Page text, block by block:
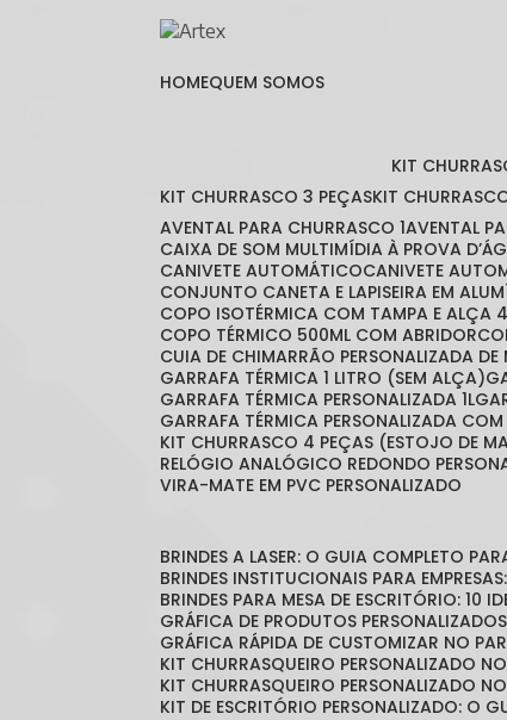
HOME
QUEM SOMOS
KIT
KIT CHURRASCO 3 PEÇAS KIT
AVENTAL PARA CHURRASCO 1 AVENTAL
CAIXA DE SOM MULTIMÍDIA À PROVA
CANIVETE AUTOMÁTICO
CANIVETE
CONJUNTO CANETA E LAPISEIRA EM
COPO ISOTÉRMICA COM TAMPA E ALÇA
COPO TÉRMICO 500ML COM ABRIDOR
CUIA DE CHIMARRÃO PERSONALIZADA DE
GARRAFA TÉRMICA 1 LITRO (SEM ALÇA)
GARRAFA TÉRMICA PERSONALIZADA 1L
GARRAFA TÉRMICA PERSONALIZADA
KIT CHURRASCO 4 PEÇAS (ESTOJO DE
RELÓGIO ANALÓGICO REDONDO
VIRA-MATE EM PVC PERSONALIZADO
BRINDES A LASER: O GUIA COMPLETO
BRINDES INSTITUCIONAIS PARA
BRINDES PARA MESA DE ESCRITÓRIO: 10
GRÁFICA DE PRODUTOS
GRÁFICA RÁPIDA DE CUSTOMIZAR NO
KIT CHURRASQUEIRO PERSONALIZADO
KIT CHURRASQUEIRO PERSONALIZADO
KIT DE ESCRITÓRIO PERSONALIZADO: O